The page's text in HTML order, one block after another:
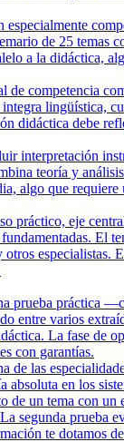
especialmente
de 25 temas
a la didáctica,
de competencia
lingüística,
didáctica debe
interpretación
teoría y
algo que
práctico, eje
El
especialistas.
prueba práctica
entre varios
La fase de
con garantías.
las
en los
de un tema con un
segunda prueba
te dotamos